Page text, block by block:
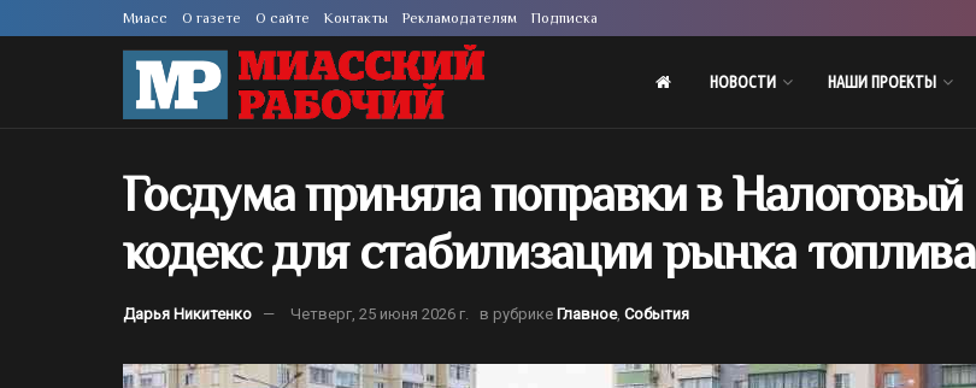
Миасс О газете О сайте Контакты Рекламодателям Подписка
НОВОСТИ НАШИ ПРОЕКТЫ
Госдума приняла поправки в Налоговый
кодекс для стабилизации рынка топлива
Дарья Никитенко Четверг, 25 июня 2026 г. в рубрике Главное, События